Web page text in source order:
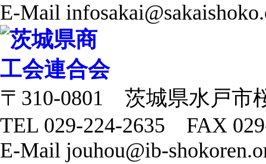
E-Mail
〒310-0801 茨城県水戸市
TEL 029-224-2635 FAX
E-Mail jouhou@ib-